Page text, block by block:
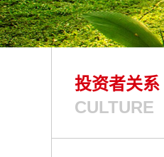
投资者关系
CULTURE